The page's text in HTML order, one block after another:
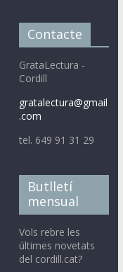
Contacte
GrataLectura -
Cordill
gratalectura@gmail
.com
tel. 649 91 31 29
Butlletí
mensual
Vols rebre les
últimes novetats
del cordill.cat?